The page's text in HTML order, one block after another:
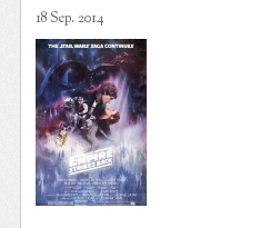
18 Sep. 2014